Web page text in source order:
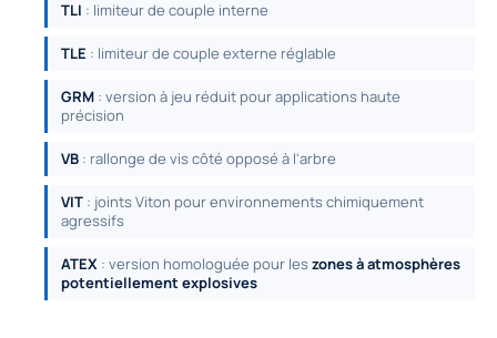
TLI : limiteur de couple interne
TLE : limiteur de couple externe réglable
GRM : version à jeu réduit pour applications haute
précision
VB : rallonge de vis côté opposé à l'arbre
VIT : joints Viton pour environnements chimiquement
agressifs
ATEX : version homologuée pour leszones à atmosphères
potentiellement explosives